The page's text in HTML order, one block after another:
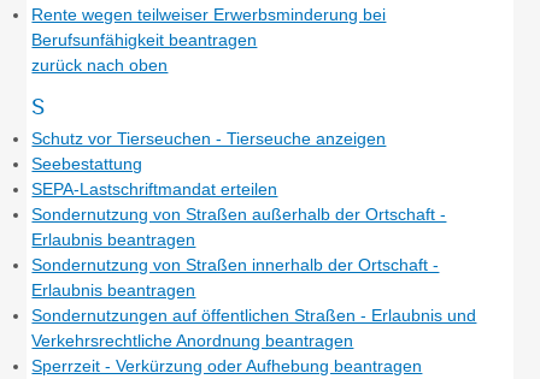
Rente wegen teilweiser Erwerbsminderung bei
Berufsunfähigkeit beantragen
zurück nach oben
S
Schutz vor Tierseuchen - Tierseuche anzeigen
Seebestattung
SEPA-Lastschriftmandat erteilen
Sondernutzung von Straßen außerhalb der Ortschaft -
Erlaubnis beantragen
Sondernutzung von Straßen innerhalb der Ortschaft -
Erlaubnis beantragen
Sondernutzungen auf öffentlichen Straßen - Erlaubnis und
Verkehrsrechtliche Anordnung beantragen
Sperrzeit - Verkürzung oder Aufhebung beantragen